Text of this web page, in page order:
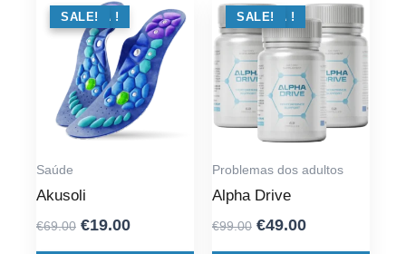
OFERTA !
SALE!
Saúde
Akusoli
€69.00 Original
€19.00Current
OFERTA !
SALE!
Problemas dos adultos
Alpha Drive
€99.00 Original
€49.00Current